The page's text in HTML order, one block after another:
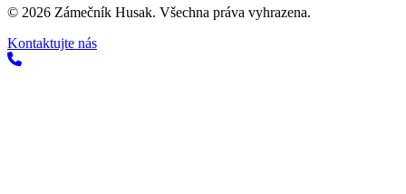
© 2026 Zámečník Husak. Všechna práva vyhrazena.
Kontaktujte nás